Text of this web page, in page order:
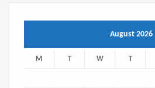
August 2026
M T W T